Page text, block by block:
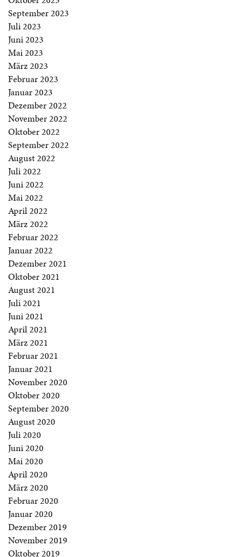
September 2023
Juli 2023
Juni 2023
Mai 2023
März 2023
Februar 2023
Januar 2023
Dezember 2022
November 2022
Oktober 2022
September 2022
August 2022
Juli 2022
Juni 2022
Mai 2022
April 2022
März 2022
Februar 2022
Januar 2022
Dezember 2021
Oktober 2021
August 2021
Juli 2021
Juni 2021
April 2021
März 2021
Februar 2021
Januar 2021
November 2020
Oktober 2020
September 2020
August 2020
Juli 2020
Juni 2020
Mai 2020
April 2020
März 2020
Februar 2020
Januar 2020
Dezember 2019
November 2019
Oktober 2019